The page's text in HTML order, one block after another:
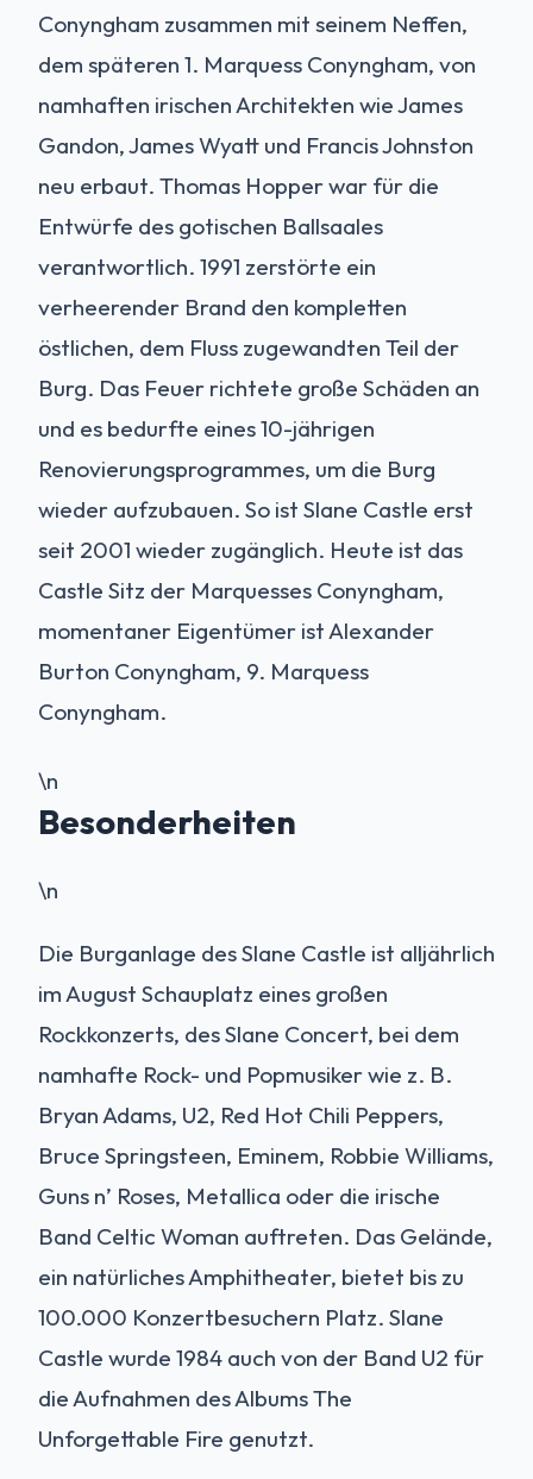
Conyngham zusammen mit seinem Neffen,
dem späteren 1. Marquess Conyngham, von
namhaften irischen Architekten wie James
Gandon, James Wyatt und Francis Johnston
neu erbaut. Thomas Hopper war für die
Entwürfe des gotischen Ballsaales
verantwortlich. 1991 zerstörte ein
verheerender Brand den kompletten
östlichen, dem Fluss zugewandten Teil der
Burg. Das Feuer richtete große Schäden an
und es bedurfte eines 10-jährigen
Renovierungsprogrammes, um die Burg
wieder aufzubauen. So ist Slane Castle erst
seit 2001 wieder zugänglich. Heute ist das
Castle Sitz der Marquesses Conyngham,
momentaner Eigentümer ist Alexander
Burton Conyngham, 9. Marquess
Conyngham.
\n
Besonderheiten
\n
Die Burganlage des Slane Castle ist alljährlich
im August Schauplatz eines großen
Rockkonzerts, des Slane Concert, bei dem
namhafte Rock- und Popmusiker wie z. B.
Bryan Adams, U2, Red Hot Chili Peppers,
Bruce Springsteen, Eminem, Robbie Williams,
Guns n’ Roses, Metallica oder die irische
Band Celtic Woman auftreten. Das Gelände,
ein natürliches Amphitheater, bietet bis zu
100.000 Konzertbesuchern Platz. Slane
Castle wurde 1984 auch von der Band U2 für
die Aufnahmen des Albums The
Unforgettable Fire genutzt.